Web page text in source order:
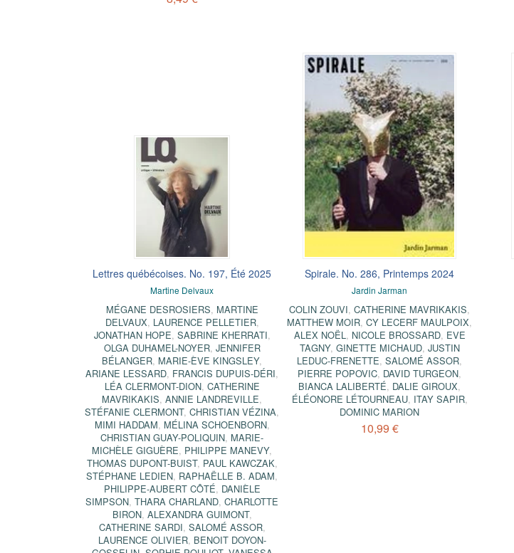
Lettres québécoises. No. 197, Été 2025
Martine Delvaux
MÉGANE DESROSIERS, MARTINE
DELVAUX, LAURENCE PELLETIER,
JONATHAN HOPE, SABRINE KHERRATI,
OLGA DUHAMEL-NOYER, JENNIFER
BÉLANGER, MARIE-ÈVE KINGSLEY,
ARIANE LESSARD, FRANCIS DUPUIS-DÉRI,
LÉA CLERMONT-DION, CATHERINE
MAVRIKAKIS,ANNIE LANDREVILLE,
STÉFANIE CLERMONT,CHRISTIAN VÉZINA,
MIMI HADDAM, MÉLINA SCHOENBORN,
CHRISTIAN GUAY-POLIQUIN, MARIE-
MICHÈLE GIGUÈRE, PHILIPPE MANEVY,
THOMAS DUPONT-BUIST, PAUL KAWCZAK,
STÉPHANE LEDIEN, RAPHAËLLE B. ADAM,
PHILIPPE-AUBERT CÔTÉ, DANIÈLE
SIMPSON,THARA CHARLAND,CHARLOTTE
BIRON, ALEXANDRA GUIMONT,
CATHERINE SARDI, SALOMÉ ASSOR,
LAURENCE OLIVIER, BENOIT DOYON-
Spirale. No. 286, Printemps 2024
Jardin Jarman
COLIN ZOUVI,CATHERINE MAVRIKAKIS,
MATTHEW MOIR,CY LECERF MAULPOIX,
ALEX NOËL , NICOLE BROSSARD, EVE
TAGNY, GINETTE MICHAUD, JUSTIN
LEDUC-FRENETTE,SALOMÉ ASSOR,
PIERRE POPOVIC, DAVID TURGEON,
BIANCA LALIBERTÉ, DALIE GIROUX,
ÉLÉONORE LÉTOURNEAU, ITAY SAPIR,
DOMINIC MARION
10,99 €